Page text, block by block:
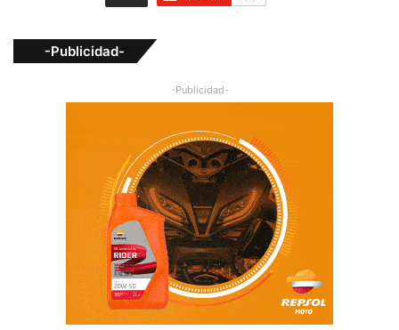
-Publicidad-
-Publicidad-